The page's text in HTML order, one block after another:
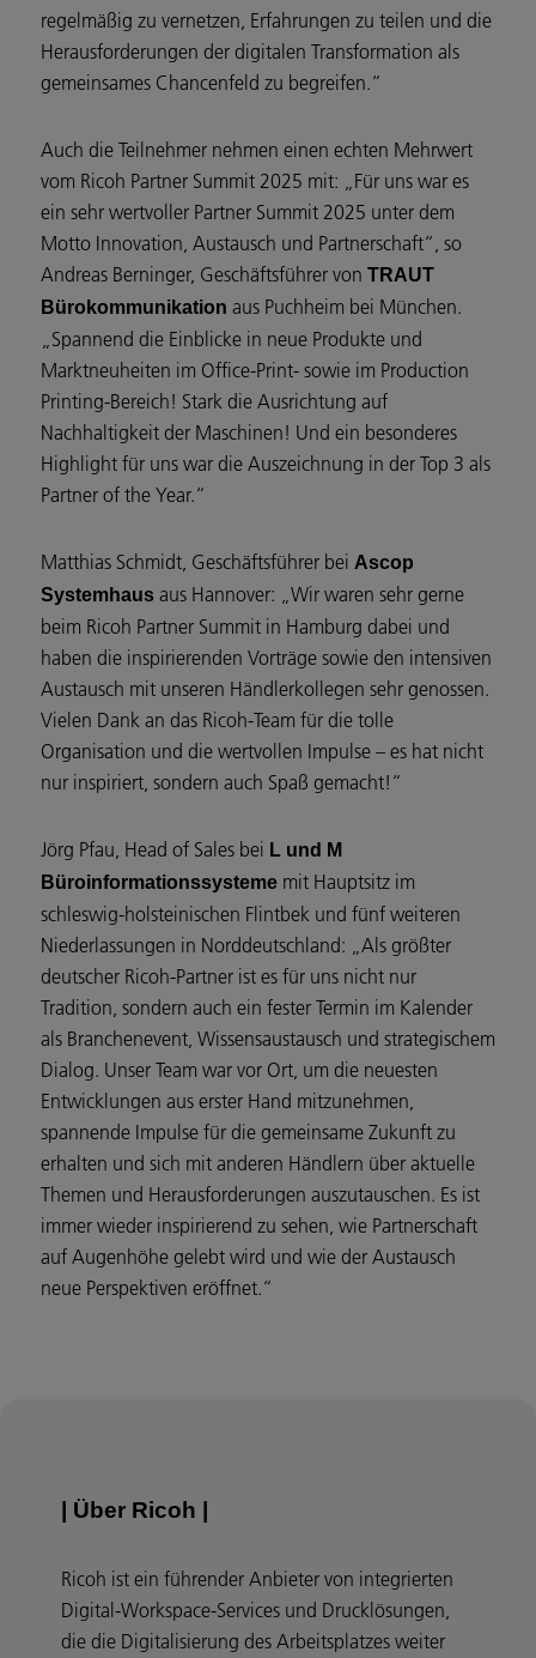
regelmäßig zu vernetzen, Erfahrungen zu teilen und die
Herausforderungen der digitalen Transformation als
gemeinsames Chancenfeld zu begreifen.“
Auch die Teilnehmer nehmen einen echten Mehrwert
vom Ricoh Partner Summit 2025 mit: „Für uns war es
ein sehr wertvoller Partner Summit 2025 unter dem
Motto Innovation, Austausch und Partnerschaft“, so
Andreas Berninger, Geschäftsführer von TRAUT
Bürokommunikation aus Puchheim bei München.
„Spannend die Einblicke in neue Produkte und
Marktneuheiten im Office-Print- sowie im Production
Printing-Bereich! Stark die Ausrichtung auf
Nachhaltigkeit der Maschinen! Und ein besonderes
Highlight für uns war die Auszeichnung in der Top 3 als
Partner of the Year.“
Matthias Schmidt, Geschäftsführer bei Ascop
Systemhaus aus Hannover: „Wir waren sehr gerne
beim Ricoh Partner Summit in Hamburg dabei und
haben die inspirierenden Vorträge sowie den intensiven
Austausch mit unseren Händlerkollegen sehr genossen.
Vielen Dank an das Ricoh-Team für die tolle
Organisation und die wertvollen Impulse – es hat nicht
nur inspiriert, sondern auch Spaß gemacht!“
Jörg Pfau, Head of Sales bei L und M
Büroinformationssysteme mit Hauptsitz im
schleswig-holsteinischen Flintbek und fünf weiteren
Niederlassungen in Norddeutschland: „Als größter
deutscher Ricoh-Partner ist es für uns nicht nur
Tradition, sondern auch ein fester Termin im Kalender
als Branchenevent, Wissensaustausch und strategischem
Dialog. Unser Team war vor Ort, um die neuesten
Entwicklungen aus erster Hand mitzunehmen,
spannende Impulse für die gemeinsame Zukunft zu
erhalten und sich mit anderen Händlern über aktuelle
Themen und Herausforderungen auszutauschen. Es ist
immer wieder inspirierend zu sehen, wie Partnerschaft
auf Augenhöhe gelebt wird und wie der Austausch
neue Perspektiven eröffnet.“
| Über Ricoh |
Ricoh ist ein führender Anbieter von integrierten
Digital-Workspace-Services und Drucklösungen,
die die Digitalisierung des Arbeitsplatzes weiter